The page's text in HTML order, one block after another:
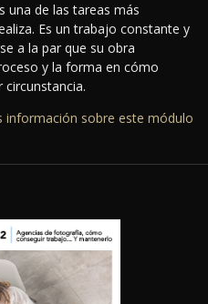
una de las tareas más
Es un trabajo constante y
a la par que su obra
y la forma en cómo
circunstancia.
información sobre este módulo